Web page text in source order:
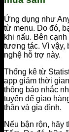
Ứng dụng như
từ menu. Do đó,
khi nấu. Bên
tương tác. Vì vậy,
nghệ hỗ trợ này.
Thống kê từ
app giảm thời
thông báo nhắc
tuyến để giao
thân và gia đình.
Nếu bận rộn, hãy